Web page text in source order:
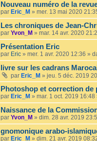
Nouveau numéro de la
par Eric_M » mer. 13 mai 2020
Les chroniques de Jean-
par Yvon_M » mar. 14 avr. 2020
Présentation Eric
par Eric » mer. 1 avr. 2020 12:36 »
livre sur les cadrans
par Eric_M » jeu. 5 déc. 2019
Photoshop et correction de
par Eric_M » mar. 1 oct. 2019 16:48
Naissance de la
par Yvon_M » dim. 28 avr. 2019
gnomonique arabo-
par Eric_M » dim. 21 avr. 2019